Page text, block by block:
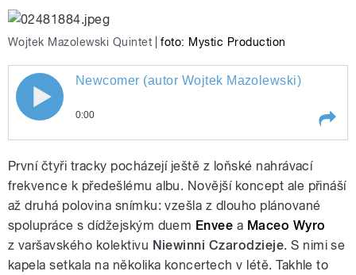
pause
Wojtek Mazolewski Quintet foto: Mystic Production
Newcomer (autor Wojtek Mazolewski)
Newcomer (autor Wojtek Mazolewski)
0:00
První čtyři tracky pocházejí ještě z loňské nahrávací
frekvence k předešlému albu. Novější koncept ale přináší
až druhá polovina snímku: vzešla z dlouho plánované
spolupráce s dídžejským duem Envee a Maceo Wyro
z varšavského kolektivu Niewinni Czarodzieje. S nimi se
kapela setkala na několika koncertech v létě. Takhle to